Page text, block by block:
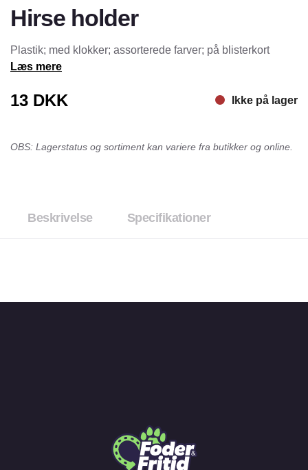
Hirse holder
Plastik; med klokker; assorterede farver; på blisterkort
Læs mere
13 DKK Ikke på lager
OBS: Lagerstatus og sortiment kan variere fra butikker og online.
Beskrivelse Specifikationer